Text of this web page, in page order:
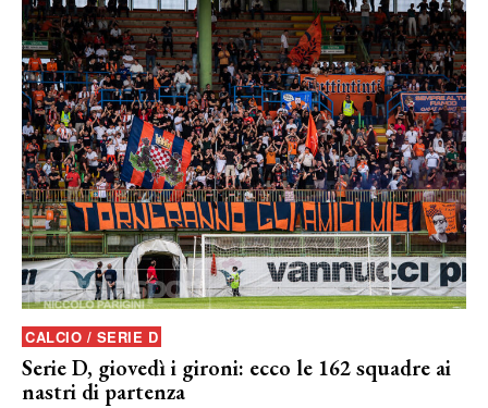
CALCIO / SERIE D
Serie D, giovedì i gironi: ecco le 162 squadre ai
nastri di partenza